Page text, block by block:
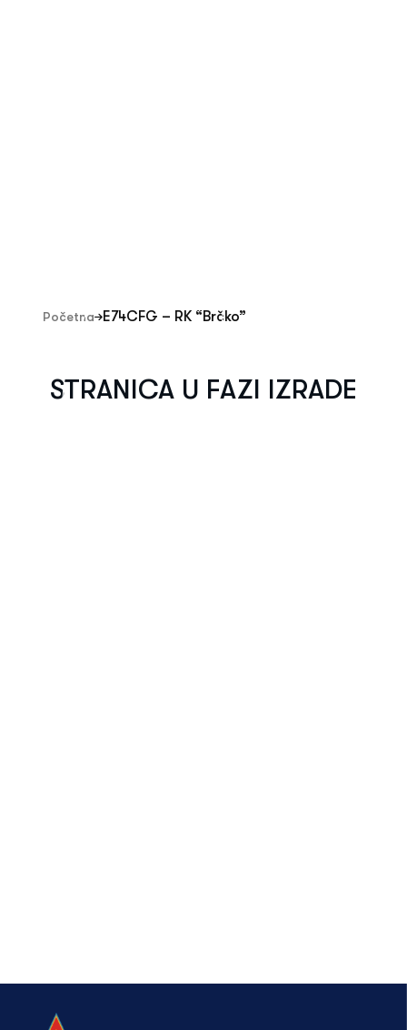
Početna E74CFG – RK “Brčko”
STRANICA U FAZI IZRADE